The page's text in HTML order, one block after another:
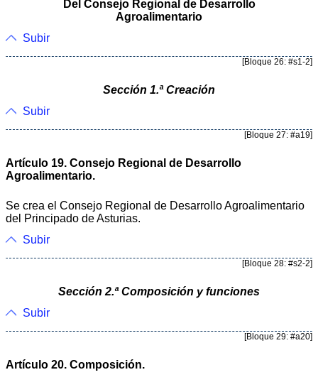
Del Consejo Regional de Desarrollo
Agroalimentario
Subir
[Bloque 26: #s1-2]
Sección 1.ª Creación
Subir
[Bloque 27: #a19]
Artículo 19. Consejo Regional de Desarrollo
Agroalimentario.
Se crea el Consejo Regional de Desarrollo Agroalimentario
del Principado de Asturias.
Subir
[Bloque 28: #s2-2]
Sección 2.ª Composición y funciones
Subir
[Bloque 29: #a20]
Artículo 20. Composición.